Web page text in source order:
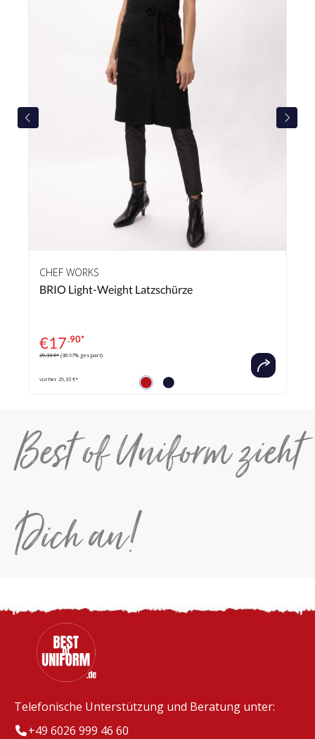
CHEF WORKS
BRIO Light-Weight Latzschürze
€17.90*
29,33 €* (38.97% gespart)
vorher 29,33 €*
Best of Uniform zieht
Dich an!
Telefonische Unterstützung und Beratung unter:
+49 6026 999 46 60